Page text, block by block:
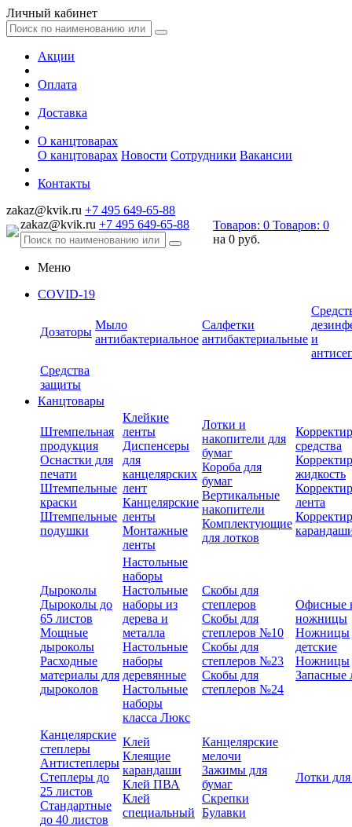
Личный кабинет
Акции
Оплата
Доставка
О канцтоварах
О канцтоварах Новости Сотрудники Вакансии
Контакты
zakaz@kvik.ru +7 495 649-65-88
zakaz@kvik.ru +7 495 649-65-88 Товаров: 0 Товаров: 0
на 0 руб.
Меню
COVID-19
Дозаторы
Мыло
антибактериальное
Салфетки
антибактериальные и
Средства
защиты
Канцтовары
Штемпельная
продукция
Оснастки для
печати
Штемпельные
краски
Штемпельные
подушки
Клейкие
ленты
Диспенсеры
для
канцелярских
лент
Канцелярские
ленты
Монтажные
ленты
Лотки и
накопители для
бумаг
Короба для
бумаг
Вертикальные
накопители
Комплектующие
для лотков
средства
жидкость
лента
Дыроколы
Дыроколы до
65 листов
Мощные
дыроколы
Расходные
материалы для
дыроколов
Настольные
наборы
Настольные
наборы из
дерева и
металла
Настольные
наборы
деревянные
Настольные
наборы
класса Люкс
Скобы для
степлеров
Скобы для
степлеров №10
Скобы для
степлеров №23
Скобы для
степлеров №24
Офисные
ножницы
Ножницы
детские
Ножницы
Запасные
Канцелярские
степлеры
Антистеплеры
Степлеры до
25 листов
Стандартные
до 40 листов
Клей
Клеящие
карандаши
Клей ПВА
Клей
специальный
Канцелярские
мелочи
Зажимы для
бумаг
Скрепки
Булавки
Лотки